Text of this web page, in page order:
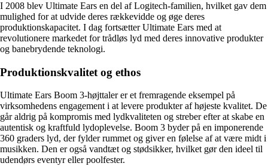
I 2008 blev Ultimate Ears en del af Logitech-familien, hvilket gav dem
mulighed for at udvide deres rækkevidde og øge deres
produktionskapacitet. I dag fortsætter Ultimate Ears med at
revolutionere markedet for trådløs lyd med deres innovative produkter
og banebrydende teknologi.
Produktionskvalitet og ethos
Ultimate Ears Boom 3-højttaler er et fremragende eksempel på
virksomhedens engagement i at levere produkter af højeste kvalitet. De
går aldrig på kompromis med lydkvaliteten og streber efter at skabe en
autentisk og kraftfuld lydoplevelse. Boom 3 byder på en imponerende
360 graders lyd, der fylder rummet og giver en følelse af at være midt i
musikken. Den er også vandtæt og stødsikker, hvilket gør den ideel til
udendørs eventyr eller poolfester.